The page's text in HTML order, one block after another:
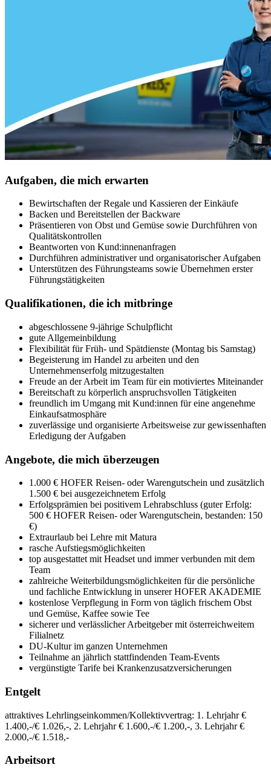
Aufgaben, die mich erwarten
Bewirtschaften der Regale und Kassieren der Einkäufe
Backen und Bereitstellen der Backware
Präsentieren von Obst und Gemüse sowie Durchführen von
Qualitätskontrollen
Beantworten von Kund:innenanfragen
Durchführen administrativer und organisatorischer Aufgaben
Unterstützen des Führungsteams sowie Übernehmen erster
Führungstätigkeiten
Qualifikationen, die ich mitbringe
abgeschlossene 9-jährige Schulpflicht
gute Allgemeinbildung
Flexibilität für Früh- und Spätdienste (Montag bis Samstag)
Begeisterung im Handel zu arbeiten und den
Unternehmenserfolg mitzugestalten
Freude an der Arbeit im Team für ein motiviertes Miteinander
Bereitschaft zu körperlich anspruchsvollen Tätigkeiten
freundlich im Umgang mit Kund:innen für eine angenehme
Einkaufsatmosphäre
zuverlässige und organisierte Arbeitsweise zur gewissenhaften
Erledigung der Aufgaben
Angebote, die mich überzeugen
1.000 € HOFER Reisen- oder Warengutschein und zusätzlich
1.500 € bei ausgezeichnetem Erfolg
Erfolgsprämien bei positivem Lehrabschluss (guter Erfolg:
500 € HOFER Reisen- oder Warengutschein, bestanden: 150
€)
Extraurlaub bei Lehre mit Matura
rasche Aufstiegsmöglichkeiten
top ausgestattet mit Headset und immer verbunden mit dem
Team
zahlreiche Weiterbildungsmöglichkeiten für die persönliche
und fachliche Entwicklung in unserer HOFER AKADEMIE
kostenlose Verpflegung in Form von täglich frischem Obst
und Gemüse, Kaffee sowie Tee
sicherer und verlässlicher Arbeitgeber mit österreichweitem
Filialnetz
DU-Kultur im ganzen Unternehmen
Teilnahme an jährlich stattfindenden Team-Events
vergünstigte Tarife bei Krankenzusatzversicherungen
Entgelt
attraktives Lehrlingseinkommen/Kollektivvertrag: 1. Lehrjahr €
1.400,-/€ 1.026,-, 2. Lehrjahr € 1.600,-/€ 1.200,-, 3. Lehrjahr €
2.000,-/€ 1.518,-
Arbeitsort